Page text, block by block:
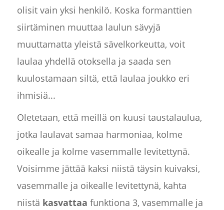
olisit vain yksi henkilö. Koska formanttien
siirtäminen muuttaa laulun sävyjä
muuttamatta yleistä sävelkorkeutta, voit
laulaa yhdellä otoksella ja saada sen
kuulostamaan siltä, että laulaa joukko eri
ihmisiä...
Oletetaan, että meillä on kuusi taustalaulua,
jotka laulavat samaa harmoniaa, kolme
oikealle ja kolme vasemmalle levitettynä.
Voisimme jättää kaksi niistä täysin kuivaksi,
vasemmalle ja oikealle levitettynä, kahta
niistä kasvattaa funktiona 3, vasemmalle ja